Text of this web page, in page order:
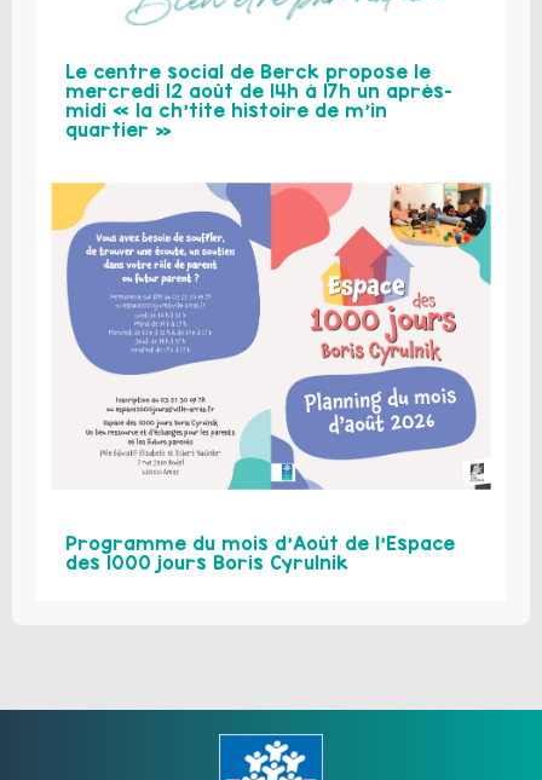
Le centre social de Berck propose le
mercredi 12 août de 14h à 17h un après-
midi « la ch’tite histoire de m’in
quartier »
Programme du mois d’Août de l’Espace
des 1000 jours Boris Cyrulnik